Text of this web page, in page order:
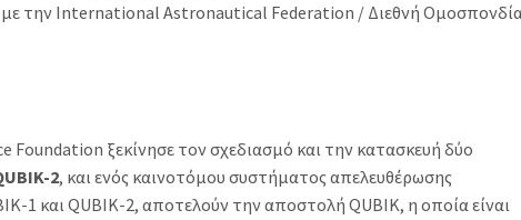
την International Astronautical Federation / Διεθνή
Foundation ξεκίνησε τον σχεδιασμό και την κατασκευή δύο
2, και ενός καινοτόμου συστήματος απελευθέρωσης
1 και QUBIK-2, αποτελούν την αποστολή QUBIK, η οποία είναι